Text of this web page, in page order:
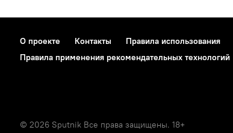
О проекте Контакты Правила использования
Правила применения рекомендательных технологий
© 2026 Sputnik Все права защищены. 18+